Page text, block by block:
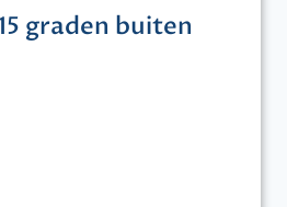
graden buiten